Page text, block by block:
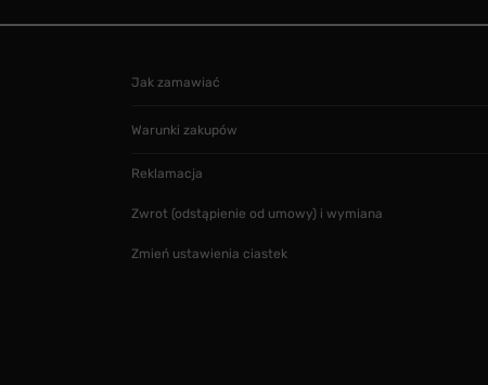
Jak zamawiać
Warunki zakupów
Reklamacja
Zwrot (odstąpienie od umowy) i wymiana
Zmień ustawienia ciastek